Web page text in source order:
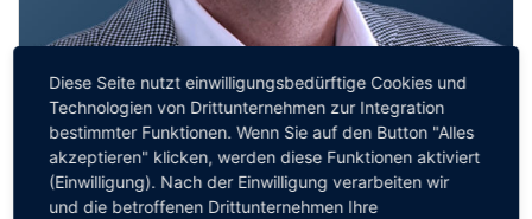
Walter Brenner
Mehr digitale Souveränität – aber wie?
Diese Seite nutzt einwilligungsbedürftige Cookies und
Technologien von Drittunternehmen zur Integration
bestimmter Funktionen. Wenn Sie auf den Button "Alles
akzeptieren" klicken, werden diese Funktionen aktiviert
(Einwilligung). Nach der Einwilligung verarbeiten wir
und die betroffenen Drittunternehmen Ihre